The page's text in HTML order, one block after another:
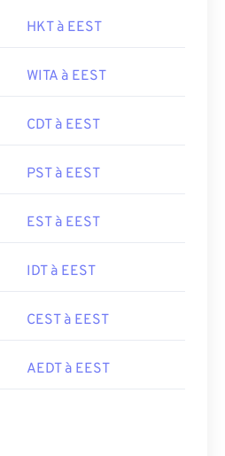
HKT à EEST
WITA à EEST
CDT à EEST
PST à EEST
EST à EEST
IDT à EEST
CEST à EEST
AEDT à EEST